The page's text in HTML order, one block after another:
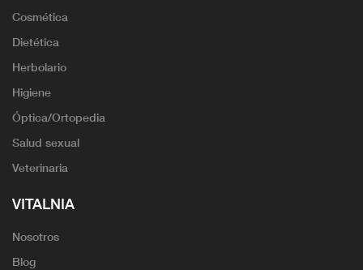
Cosmética
Dietética
Herbolario
Higiene
Óptica/Ortopedia
Salud sexual
Veterinaria
VITALNIA
Nosotros
Blog